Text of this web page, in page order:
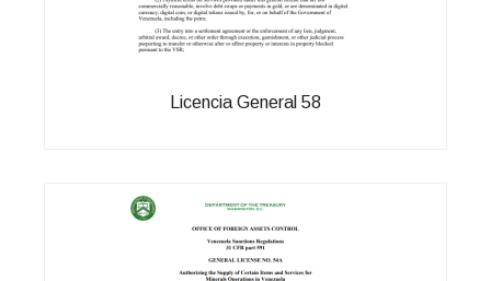
Licencia General 58